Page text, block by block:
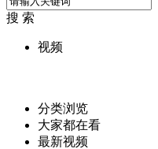
搜 索
视频
分类浏览
大家都在看
最新视频